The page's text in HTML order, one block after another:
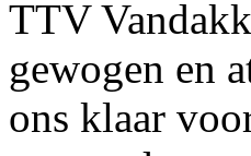
TTV
gewogen en
ons klaar